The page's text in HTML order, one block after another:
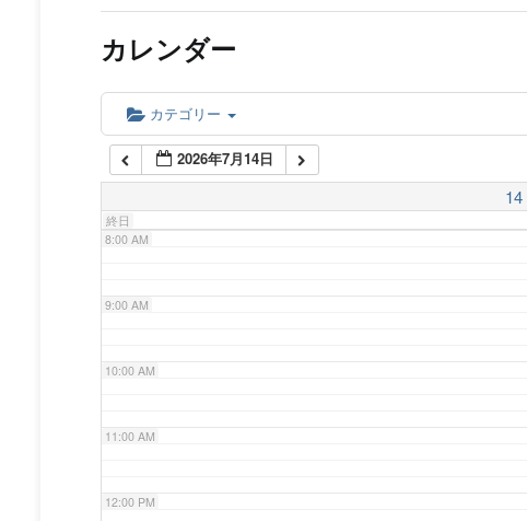
カレンダー
カテゴリー
2026年7月14日
14
終日
5:00 AM
6:00 AM
7:00 AM
8:00 AM
9:00 AM
10:00 AM
11:00 AM
12:00 PM